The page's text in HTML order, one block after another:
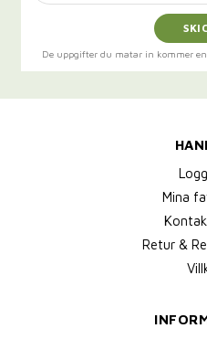
De uppgifter du matar in kommer
Mina
Retur &